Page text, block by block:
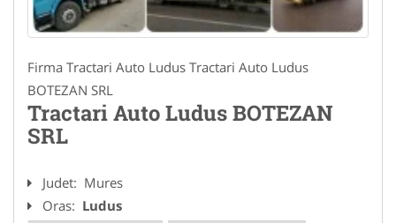
Firma Tractari Auto Ludus Tractari Auto Ludus
BOTEZAN SRL
Tractari Auto Ludus BOTEZAN
SRL
Judet: Mures
Oras: Ludus